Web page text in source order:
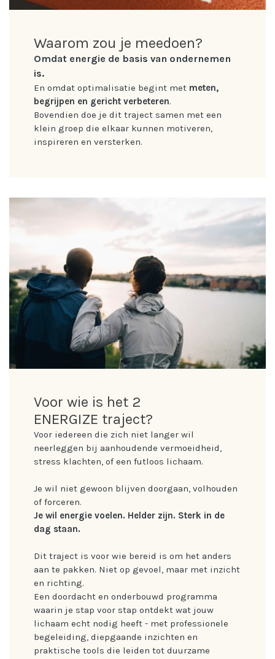
Waarom zou je meedoen?
Omdat energie de basis van ondernemen
is.
En omdat optimalisatie begint met meten,
begrijpen en gericht verbeteren.
Bovendien doe je dit traject samen met een
klein groep die elkaar kunnen motiveren,
inspireren en versterken.
Voor wie is het 2
ENERGIZE traject?
Voor iedereen die zich niet langer wil
neerleggen bij aanhoudende vermoeidheid,
stress klachten, of een futloos lichaam.
Je wil niet gewoon blijven doorgaan, volhouden
of forceren.
Je wil energie voelen. Helder zijn. Sterk in de
dag staan.
Dit traject is voor wie bereid is om het anders
aan te pakken. Niet op gevoel, maar met inzicht
en richting.
Een doordacht en onderbouwd programma
waarin je stap voor stap ontdekt wat jouw
lichaam echt nodig heeft - met professionele
begeleiding, diepgaande inzichten en
praktische tools die leiden tot duurzame